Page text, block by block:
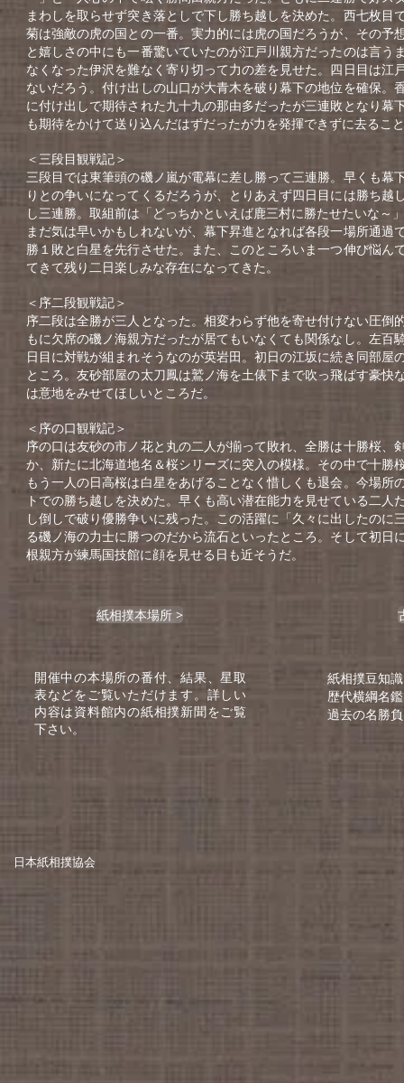
まわしを取らせず突き落としで下し勝ち越しを決めた。西七枚
菊は強敵の虎の国との一番。実力的には虎の国だろうが、その
と嬉しさの中にも一番驚いていたのが江戸川親方だったのは言
なくなった伊沢を難なく寄り切って力の差を見せた。四日目は
ないだろう。付け出しの山口が大青木を破り幕下の地位を確保
に付け出しで期待された九十九の那由多だったが三連敗となり
も期待をかけて送り込んだはずだったが力を発揮できずに去る
＜三段目観戦記＞
三段目では東筆頭の磯ノ嵐が電幕に差し勝って三連勝。早くも
りとの争いになってくるだろうが、とりあえず四日目には勝ち
し三連勝。取組前は「どっちかといえば鹿三村に勝たせたいな
まだ気は早いかもしれないが、幕下昇進となれば各段一場所通
勝１敗と白星を先行させた。また、このところいま一つ伸び悩
てきて残り二日楽しみな存在になってきた。
＜序二段観戦記＞
序二段は全勝が三人となった。相変わらず他を寄せ付けない圧
もに欠席の磯ノ海親方だったが居てもいなくても関係なし。左
日目に対戦が組まれそうなのが英岩田。初日の江坂に続き同部
ところ。友砂部屋の太刀鳳は鷲ノ海を土俵下まで吹っ飛ばす豪
は意地をみせてほしいところだ。
＜序の口観戦記＞
序の口は友砂の市ノ花と丸の二人が揃って敗れ、全勝は十勝桜
か、新たに北海道地名＆桜シリーズに突入の模様。その中で十
もう一人の日高桜は白星をあげることなく惜しくも退会。今場
トでの勝ち越しを決めた。早くも高い潜在能力を見せている二
し倒しで破り優勝争いに残った。この活躍に「久々に出したの
る磯ノ海の力士に勝つのだから流石といったところ。そして初
根親方が練馬国技館に顔を見せる日も近そうだ。
紙相撲本場所 >
開催中の本場所の番付、結果、星取
表などをご覧いただけます。詳しい
内容は資料館内の紙相撲新聞をご覧
下さい。
紙相撲豆知
歴代横綱名
過去の名勝
日本紙相撲協会